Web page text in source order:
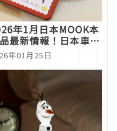
年1月日本MOOK本
最新情報！日本車站
、零錢分類長夾、可
章盒好吸引人
年01月25日